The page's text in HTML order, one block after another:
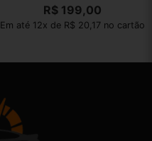
R$ 199,00
Em até 12x de R$ 20,17 no cartão